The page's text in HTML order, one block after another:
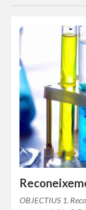
OBJECTIUS 1.